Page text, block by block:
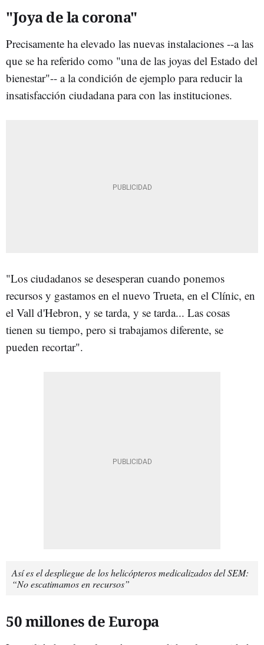
"Joya de la corona"
Precisamente ha elevado las nuevas instalaciones --a las
que se ha referido como "una de las joyas del Estado del
bienestar"-- a la condición de ejemplo para reducir la
insatisfacción ciudadana para con las instituciones.
"Los ciudadanos se desesperan cuando ponemos
recursos y gastamos en el nuevo Trueta, en el Clínic, en
el Vall d'Hebron, y se tarda, y se tarda... Las cosas
tienen su tiempo, pero si trabajamos diferente, se
pueden recortar".
Así es el despliegue de los helicópteros medicalizados del SEM:
“No escatimamos en recursos”
50 millones de Europa